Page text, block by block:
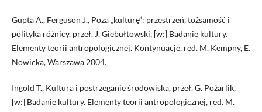
Gupta A., Ferguson J., Poza „kulturę”: przestrzeń, tożsamość i
polityka różnicy, przeł. J. Giebułtowski, [w:] Badanie kultury.
Elementy teorii antropologicznej. Kontynuacje, red. M. Kempny, E.
Nowicka, Warszawa 2004.
Ingold T., Kultura i postrzeganie środowiska, przeł. G. Pożarlik,
[w:] Badanie kultury. Elementy teorii antropologicznej, red. M.